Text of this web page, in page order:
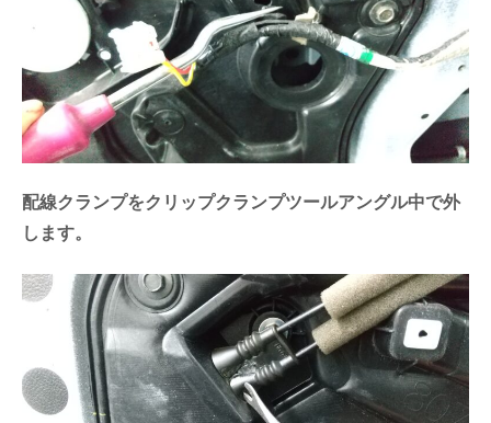
配線クランプをクリップクランプツールアングル中で外
します。